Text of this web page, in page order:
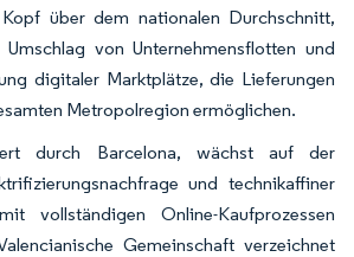
über dem nationalen Durchschnitt,
von Unternehmensflotten und
digitaler Marktplätze, die Lieferungen
Metropolregion ermöglichen.
durch Barcelona, wächst auf der
und technikaffiner
vollständigen Online-Kaufprozessen
Gemeinschaft verzeichnet